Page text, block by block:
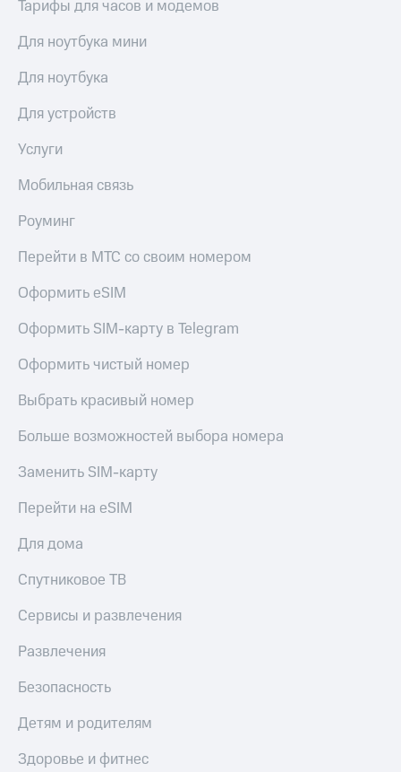
Тарифы для часов и модемов
Для ноутбука мини
Для ноутбука
Для устройств
Услуги
Мобильная связь
Роуминг
Перейти в МТС со своим номером
Оформить eSIM
Оформить SIM-карту в Telegram
Оформить чистый номер
Выбрать красивый номер
Больше возможностей выбора номера
Заменить SIM-карту
Перейти на eSIM
Для дома
Спутниковое ТВ
Сервисы и развлечения
Развлечения
Безопасность
Детям и родителям
Здоровье и фитнес